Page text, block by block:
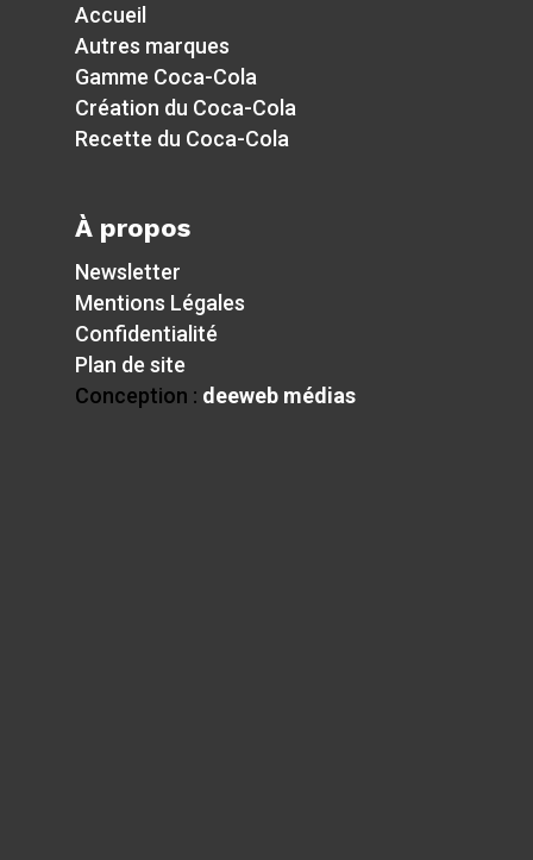
Accueil
Autres marques
Gamme Coca-Cola
Création du Coca-Cola
Recette du Coca-Cola
À propos
Newsletter
Mentions Légales
Confidentialité
Plan de site
Conception : deeweb médias